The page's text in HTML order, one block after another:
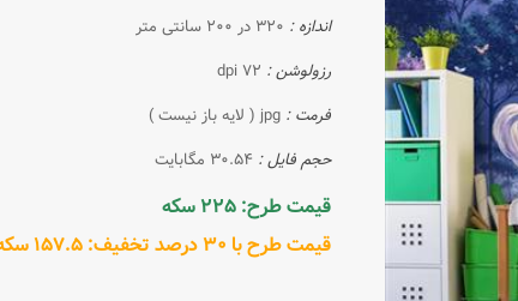
اندازه : 320 در 200 سانتی متر
رزولوشن : 72 dpi
فرمت : jpg ( لایه باز نیست )
حجم فایل : 30.54 مگابایت
قیمت طرح: 225 سکه
قیمت طرح با 30 درصد تخفیف: 157.5 سکه